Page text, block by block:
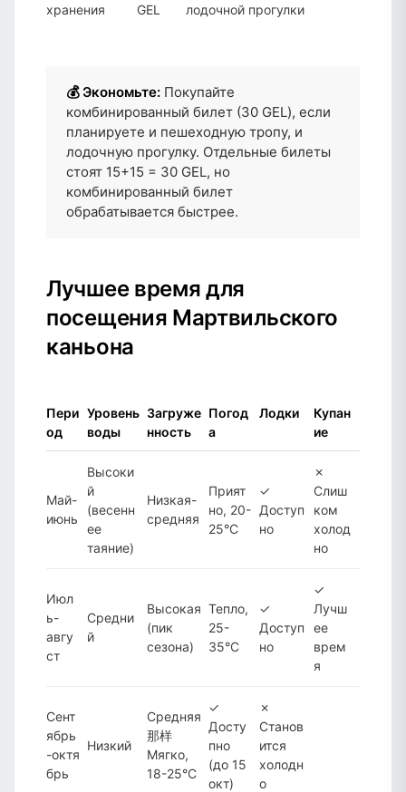
хранения
GEL
лодочной прогулки
💰 Экономьте: Покупайте
комбинированный билет (30 GEL), если
планируете и пешеходную тропу, и
лодочную прогулку. Отдельные билеты
стоят 15+15 = 30 GEL, но
комбинированный билет
обрабатывается быстрее.
Лучшее время для
посещения Мартвильского
каньона
Пери
од
Уровень
воды
Загруже
нность
Погод
а
Лодки
Купан
ие
Май-
июнь
Высоки
й
(весенн
ее
таяние)
Низкая-
средняя
Прият
но, 20-
25°C
✓
Доступ
но
✗
Слиш
ком
холод
но
Июл
ь-
авгу
ст
Средни
й
Высокая
(пик
сезона)
Тепло,
25-
35°C
✓
Доступ
но
✓
Лучш
ее
врем
я
Сент
ябрь
-октя
брь
Низкий
Средняя
那样
Mягко,
18-25°C
✓
Досту
пно
(до 15
окт)
✗
Станов
ится
холодн
о